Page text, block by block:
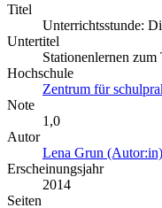
Titel
Unterrichtsstunde:
Untertitel
Stationenlernen zum
Hochschule
Zentrum für
Note
1,0
Autor
Lena Grun (Autor:in)
Erscheinungsjahr
2014
Seiten